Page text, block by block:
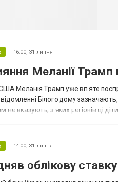
16:00, 31 липня
Меланії Трамп
Меланія Трамп уже впʼяте
Білого дому
не вказують, з яких регіонів ці
14:00, 31 липня
облікову